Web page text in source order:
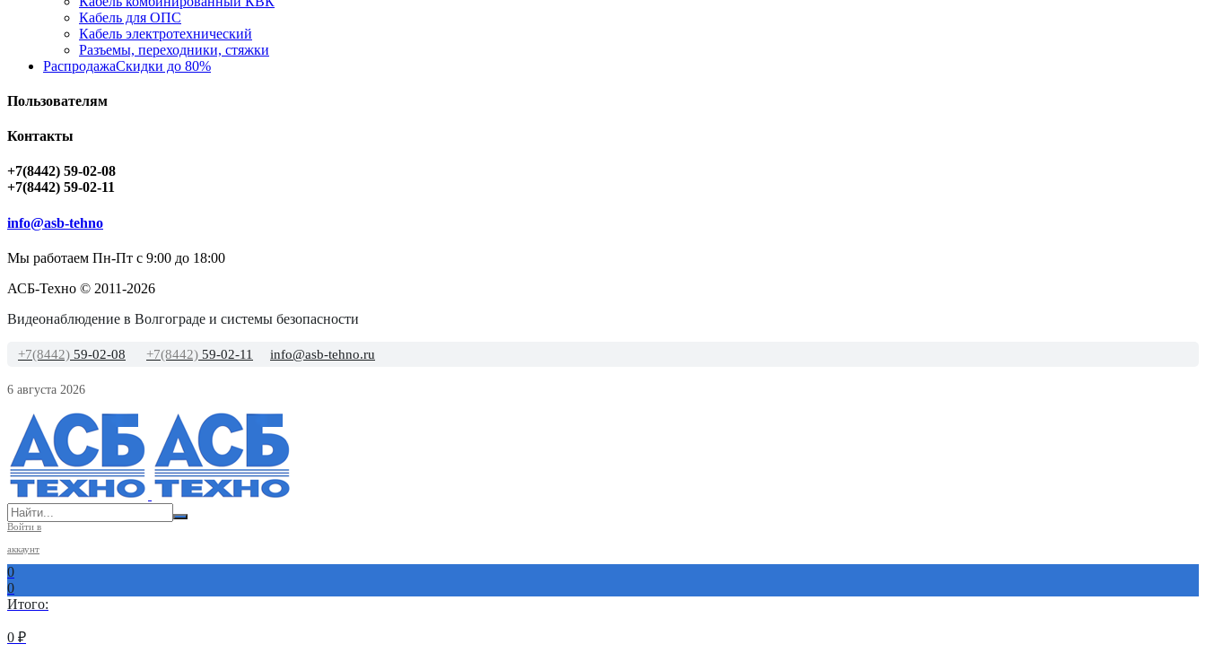
Кабель для ОПС
Кабель электротехнический
Разъемы, переходники, стяжки
РаспродажаСкидки до 80%
Пользователям
Контакты
+7(8442) 59-02-08
+7(8442) 59-02-11
info@asb-tehno
Мы работаем Пн-Пт с 9:00 до 18:00
АСБ-Техно © 2011-2026
Видеонаблюдение в Волгограде и системы безопасности
+7(8442) 59-02-08 +7(8442) 59-02-11 info@asb-tehno.ru
6 августа 2026
Войти в
аккаунт
0
0
Итого:
0 ₽